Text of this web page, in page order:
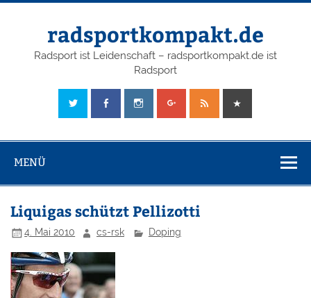
radsportkompakt.de
Radsport ist Leidenschaft – radsportkompakt.de ist
Radsport
MENÜ
Liquigas schützt Pellizotti
4. Mai 2010 cs-rsk Doping